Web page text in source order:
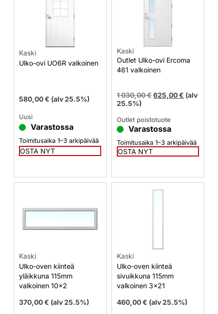
Kaski
Ulko-ovi UO6R valkoinen
580,00€ (alv 25.5%)
Uusi
Varastossa
Toimitusaika 1–3 arkipäivää
OSTA NYT
Kaski
Outlet Ulko-ovi Ercoma
461 valkoinen
1 030,00€625,00€ (alv
25.5%)
Outlet poistotuote
Varastossa
Toimitusaika 1–3 arkipäivää
OSTA NYT
Kaski
Ulko-oven kiinteä
yläikkuna 115mm
valkoinen 10×2
370,00€ (alv 25.5%)
Kaski
Ulko-oven kiinteä
sivuikkuna 115mm
valkoinen 3×21
460,00€ (alv 25.5%)